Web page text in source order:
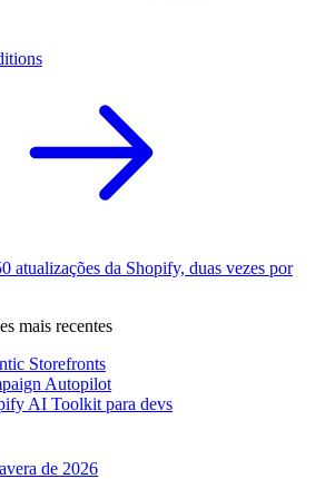
atualizações da Shopify, duas vezes por
mais recentes
Storefronts
Autopilot
AI Toolkit para devs
de 2026